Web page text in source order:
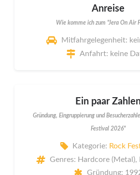
Anreise
Wie komme ich zum "Jera On Air
Mitfahrgelegenheit:
Anfahrt: keine
Ein paar
Gründung, Eingruppierung und
Festival 2026"
Kategorie: Rock
Genres: Hardcore
Gründung: